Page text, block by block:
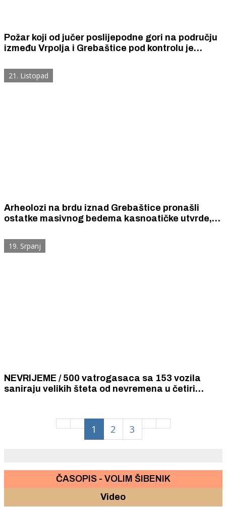
Požar koji od jučer poslijepodne gori na području
između Vrpolja i Grebaštice pod kontrolu je
21. Listopad
Arheolozi na brdu iznad Grebaštice pronašli
ostatke masivnog bedema kasnoatičke utvrde,
19. Srpanj
NEVRIJEME / 500 vatrogasaca sa 153 vozila
saniraju velikih šteta od nevremena u četiri
1 2 3
ČASOPIS - VOLIM ŠIBENIK
Video